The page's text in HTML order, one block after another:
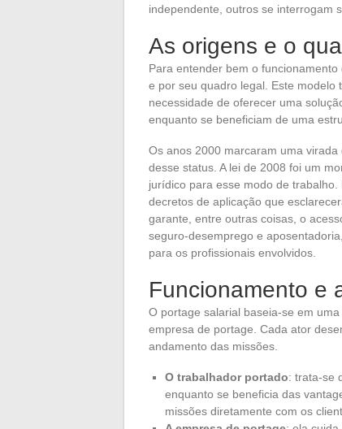
independente, outros se interrogam
As origens e o
Para entender bem o
e por seu quadro legal. Este
necessidade de oferecer uma
enquanto se beneficiam de uma
Os anos 2000 marcaram uma virada
desse status. A lei de 2008 foi um
jurídico para esse modo de
decretos de aplicação que
garante, entre outras coisas, o
seguro-desemprego e
para os profissionais envolvidos.
Funcionamento e
O portage salarial baseia-se em
empresa de portage. Cada ator
andamento das missões.
O trabalhador portado: trata-se
enquanto se beneficia das
missões diretamente com os